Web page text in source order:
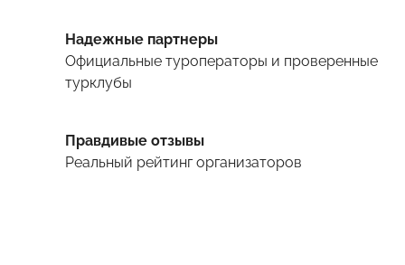
Надежные партнеры
Официальные туроператоры и проверенные
турклубы
Правдивые отзывы
Реальный рейтинг организаторов